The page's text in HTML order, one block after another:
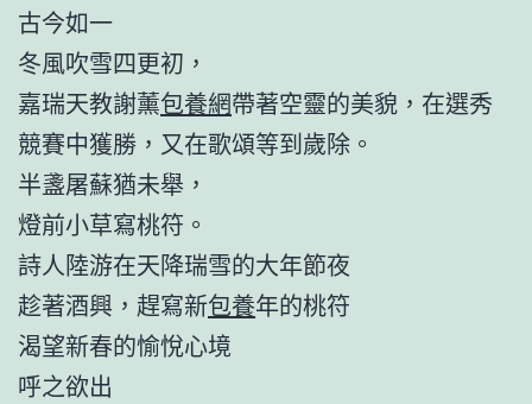
古今如一
冬風吹雪四更初，
嘉瑞天教謝薰包養網帶著空靈的美貌，在選秀
競賽中獲勝，又在歌頌等到歲除。
半盞屠蘇猶未舉，
燈前小草寫桃符。
詩人陸游在天降瑞雪的大年節夜
趁著酒興，趕寫新包養年的桃符
渴望新春的愉悅心境
呼之欲出